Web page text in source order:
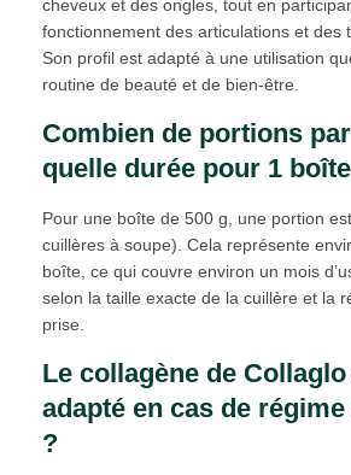
cheveux et des ongles, tout en
fonctionnement des articulations et des
Son profil est adapté à une utilisation
routine de beauté et de bien-être.
Combien de portions
quelle durée pour 1
Pour une boîte de 500 g, une portion
cuillères à soupe). Cela représente
boîte, ce qui couvre environ un mois
selon la taille exacte de la cuillère et la
prise.
Le collagène de
adapté en cas de
?